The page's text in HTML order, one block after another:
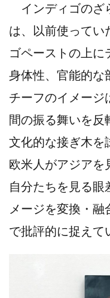
インディゴのざ
は、以前使ってい
ゴペーストの上に
身体性、官能的な
チーフのイメージ
間の振る舞いを反
文化的な接ぎ木を
欧米人がアジアを
自分たちを見る眼
メージを変換・融
で批評的に捉えて